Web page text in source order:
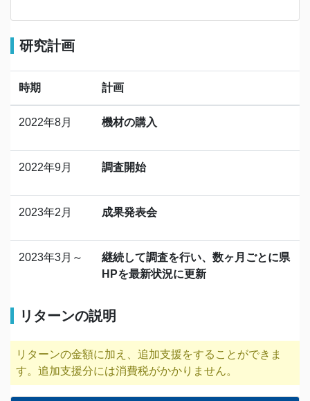
研究計画
時期 計画
2022年8月 機材の購入
2022年9月 調査開始
2023年2月 成果発表会
2023年3月～
継続して調査を行い、数ヶ月ごとに県
HPを最新状況に更新
リターンの説明
リターンの金額に加え、追加支援をすることができま
す。追加支援分には消費税がかかりません。